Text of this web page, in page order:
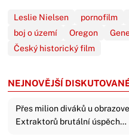
Leslie Nielsen pornofilm
boj o území
Oregon
Český historický film
NEJNOVĚJŠÍ
Přes milion diváků u
Extraktorů brutální úspěch…